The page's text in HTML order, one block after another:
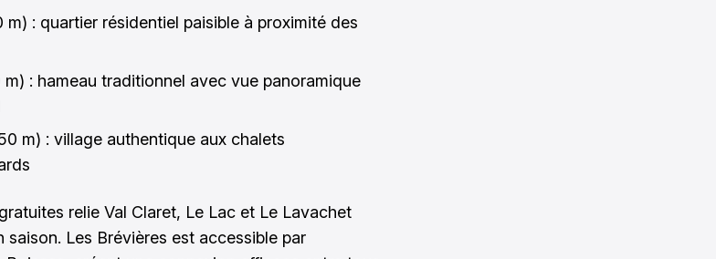
m) : quartier résidentiel paisible à proximité des
m) : hameau traditionnel avec vue panoramique
m) : village authentique aux chalets
relie Val Claret, Le Lac et Le Lavachet
saison. Les Brévières est accessible par